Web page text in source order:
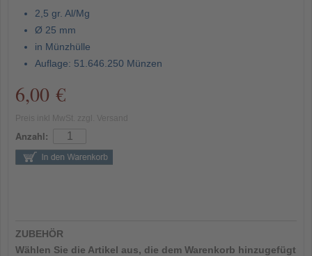
2,5 gr. Al/Mg
Ø 25 mm
in Münzhülle
Auflage: 51.646.250 Münzen
6,00 €
Anzahl:
ZUBEHÖR
Wählen Sie die Artikel aus, die dem Warenkorb hinzugefügt